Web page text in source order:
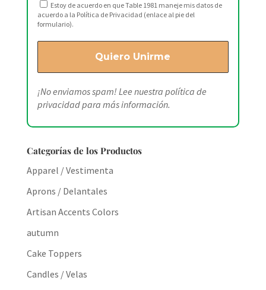
Estoy de acuerdo en que Table 1981 maneje mis datos de
acuerdo a la Política de Privacidad (enlace al pie del
formulario).
¡No enviamos spam! Lee nuestra política de
privacidadpara más información.
Categorías de los Productos
Apparel / Vestimenta
Aprons / Delantales
Artisan Accents Colors
autumn
Cake Toppers
Candles / Velas